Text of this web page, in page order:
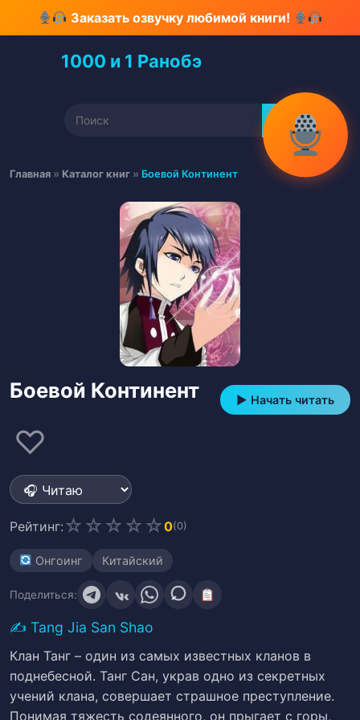
Перейти
Заказать озвучку любимой книги!
1000 и 1 Ранобэ
Найти:
Главная » Каталог книг » Боевой Континент
Боевой Континент ▶ Начать читать
♡
Рейтинг: ☆ ☆ ☆ ☆ ☆0(0)
Онгоинг Китайский
Поделиться:
✍️ Tang Jia San Shao
Клан Танг – один из самых известных кланов в
поднебесной. Танг Сан, украв одно из секретных
учений клана, совершает страшное преступление.
Понимая тяжесть содеянного, он прыгает с горы,